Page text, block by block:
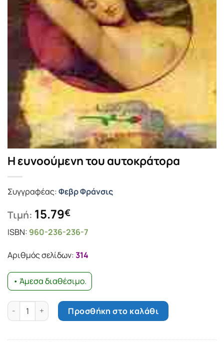
Η ευνοούμενη του αυτοκράτορα
Συγγραφέας:Φεβρ Φράνσις
Τιμή: 15.79€
ISBN: 960-236-236-7
Αριθμός σελίδων:314
• Άμεσα διαθέσιμο.
Η ευνοούμενη του αυτοκράτορα ποσότητα
Προσθήκη στο καλάθι